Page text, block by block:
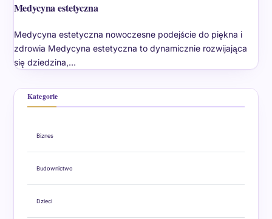
Medycyna estetyczna
Medycyna estetyczna nowoczesne podejście do piękna i
zdrowia Medycyna estetyczna to dynamicznie rozwijająca
się dziedzina,…
Kategorie
Biznes
Budownictwo
Dzieci